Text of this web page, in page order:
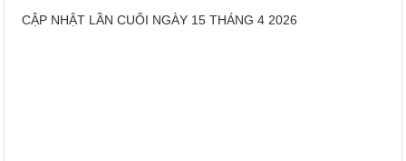
CẬP NHẬT LẦN CUỐI NGÀY 15 THÁNG 4 2026